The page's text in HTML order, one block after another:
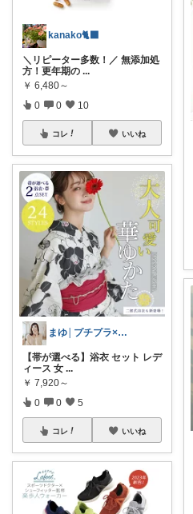
kanako🐈‍⬛
＼リピーター多数！／ 無添加処
方！更年期の ...
￥ 6,480～
0 0 10
コレ いいね
まゆ│プチプラ×ご褒美スイーツ
【帯が選べる】浴衣 セット レデ
ィース 女 ...
￥ 7,920～
0 0 5
コレ いいね